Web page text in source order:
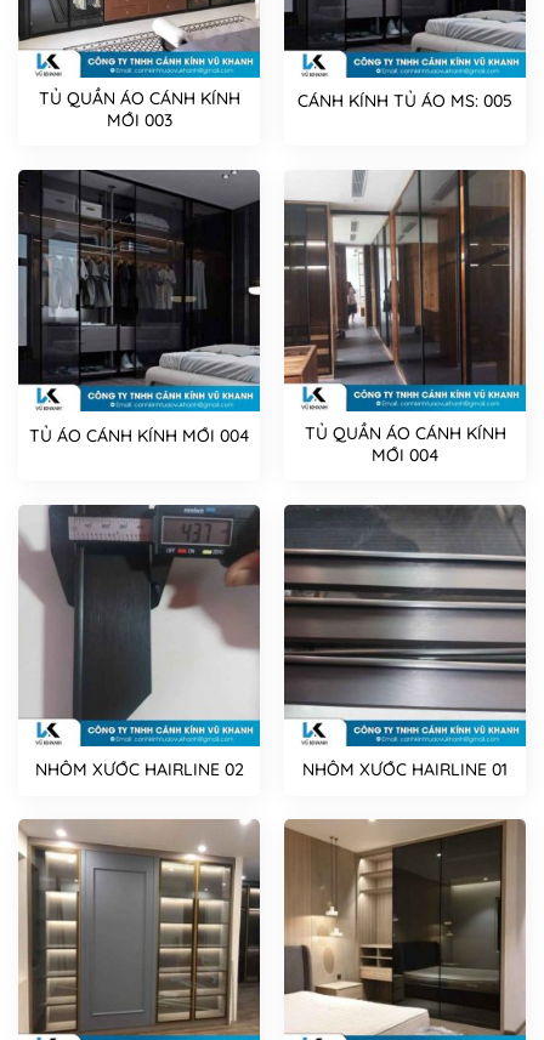
TỦ QUẦN ÁO CÁNH KÍNH
MỚI 003
CÁNH KÍNH TỦ ÁO MS: 005
TỦ ÁO CÁNH KÍNH MỚI 004
TỦ QUẦN ÁO CÁNH KÍNH
MỚI 004
NHÔM XƯỚC HAIRLINE 02 NHÔM XƯỚC HAIRLINE 01